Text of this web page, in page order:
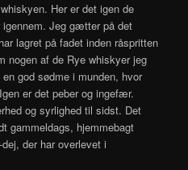
Her er det igen de
igennem. Jeg gætter på det
lagret på fadet inden råspritten
nogen af de Rye whiskyer jeg
god sødme i munden, hvor
er det peber og ingefær.
og syrlighed til sidst. Det
gammeldags, hjemmebagt
der har overlevet i